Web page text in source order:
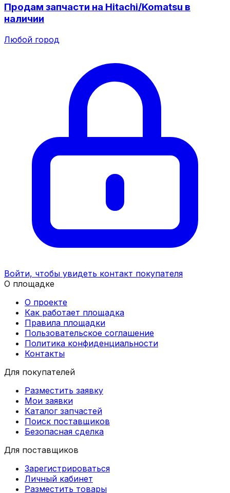
Продам запчасти на Hitachi/Komatsu в
наличии
Любой город
Войти, чтобы увидеть контакт покупателя
О площадке
О проекте
Как работает площадка
Правила площадки
Пользовательское соглашение
Политика конфиденциальности
Контакты
Для покупателей
Разместить заявку
Мои заявки
Каталог запчастей
Поиск поставщиков
Безопасная сделка
Для поставщиков
Зарегистрироваться
Личный кабинет
Разместить товары